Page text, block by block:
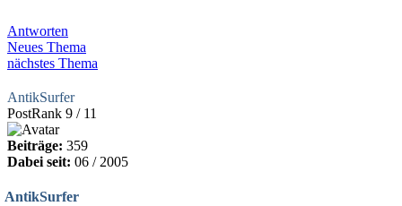
Antworten
Neues Thema
nächstes Thema
AntikSurfer
PostRank 9 / 11
Beiträge: 359
Dabei seit: 06 / 2005
AntikSurfer